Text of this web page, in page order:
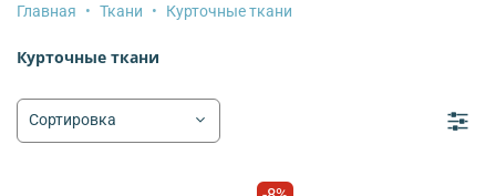
Главная Ткани Курточные ткани
Курточные ткани